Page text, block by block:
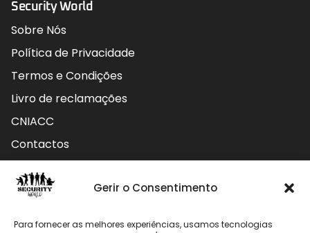
Gerir o Consentimento
Para fornecer as melhores experiências, usamos tecnologias
Security World
Sobre Nós
Política de Privacidade
Termos e Condições
Livro de reclamações
CNIACC
Contactos
Contactos